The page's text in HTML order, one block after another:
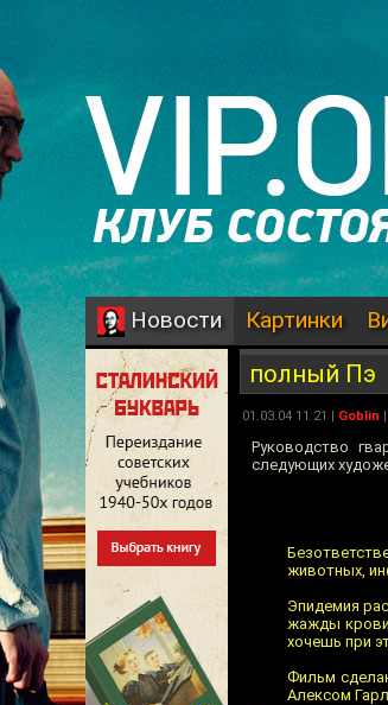
Новости Картинки
полный Пэ
01.03.04 11:21 | Goblin |
Руководство
следующих
животных,
Эпидемия
жажды крови
хочешь при
Фильм
Алексом